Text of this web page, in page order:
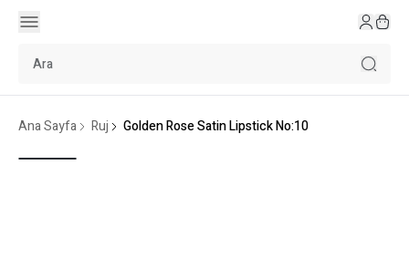
Ana Sayfa Ruj Golden Rose Satin Lipstick No:10